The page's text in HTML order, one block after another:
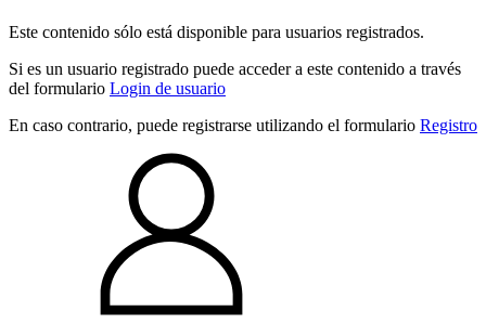
Este contenido sólo está disponible para usuarios registrados.
Si es un usuario registrado puede acceder a este contenido a través
del formulario Login de usuario
En caso contrario, puede registrarse utilizando el formulario Registro